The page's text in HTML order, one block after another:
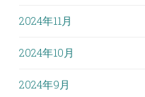
2024年11月
2024年10月
2024年9月